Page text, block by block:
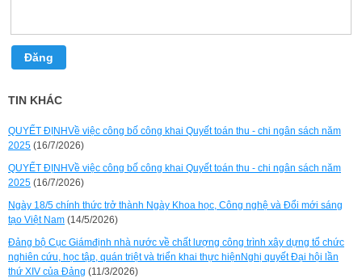
Đăng
TIN KHÁC
QUYẾT ĐỊNHVề việc công bố công khai Quyết toán thu - chi ngân sách năm
2025 (16/7/2026)
QUYẾT ĐỊNHVề việc công bố công khai Quyết toán thu - chi ngân sách năm
2025 (16/7/2026)
Ngày 18/5 chính thức trở thành Ngày Khoa học, Công nghệ và Đổi mới sáng
tạo Việt Nam (14/5/2026)
Đảng bộ Cục Giámđịnh nhà nước về chất lượng công trình xây dựng tổ chức
nghiên cứu, học tập, quán triệt và triển khai thực hiệnNghị quyết Đại hội lần
thứ XIV của Đảng (11/3/2026)